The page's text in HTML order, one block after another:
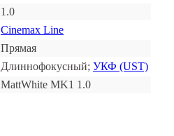
1.0
Cinemax Line
Прямая
Длиннофокусный; УКФ (UST)
MattWhite MK1 1.0